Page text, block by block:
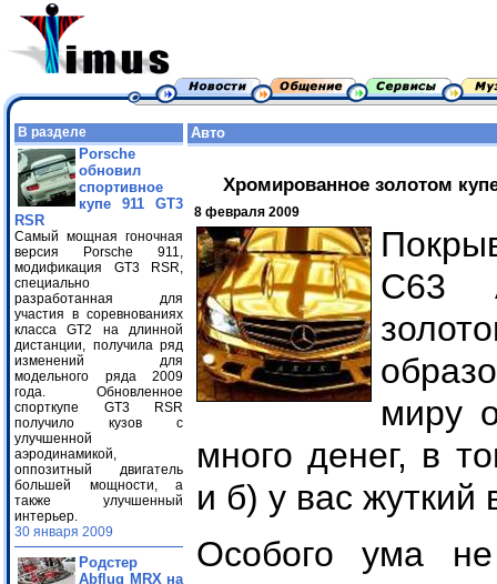
В разделе
Porsche
обновил
спортивное
купе 911 GT3
RSR
Самый мощная гоночная
версия Porsche 911,
модификация GT3 RSR,
специально
разработанная для
участия в соревнованиях
класса GT2 на длинной
дистанции, получила ряд
изменений для
модельного ряда 2009
года. Обновленное
спорткупе GT3 RSR
получило кузов с
улучшенной
аэродинамикой,
оппозитный двигатель
большей мощности, а
также улучшенный
интерьер.
30 января 2009
Родстер
Abflug MRX на
Авто
Хромированное золотом
8 февраля 2009
C63
миру
много денег, в
и б) у вас жуткий
Особого ума